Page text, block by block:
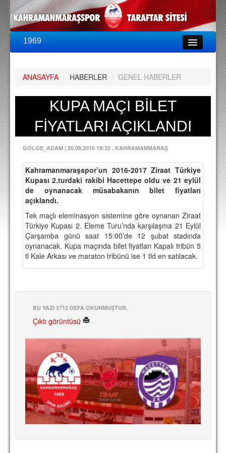
1969
PUAN DURUMU
FİKSTÜR
KADRO
A TAKIM KADROSU
TEKNİK KADRO
TRANSFERLER
TARAFTAR
BİLETLER
DEPLASMAN
LİSANSLI ÜRÜNLER
MARŞ & TEZAHÜRATLAR
KULÜP
AMBLEM
SPOR TESİSLERİ
YÖNETİM KURULU
PERSONEL
SPONSORLAR
ANASAYFA / HABERLER / GENEL HABERLER
KUPA MAÇI BİLET
FİYATLARI AÇIKLANDI
GOLGE_ADAM | 20.09.2016 19:22 , KAHRAMANMARAŞ
Kahramanmaraşspor’un 2016-2017 Ziraat Türkiye
Kupası 2.turdaki rakibi Hacettepe oldu ve 21 eylül
de oynanacak müsabakanın bilet fiyatları
açıklandı.
Tek maçlı eleminasyon sistemine göre oynanan Ziraat
Türkiye Kupası 2. Eleme Turu’nda karşılaşma 21 Eylül
Çarşamba günü saat 15:00’de 12 şubat stadında
oynanacak. Kupa maçında bilet fiyatları Kapalı tribün 5
tl Kale Arkası ve maraton tribünü ise 1 tld en satılacak.
BU YAZI 3712 DEFA OKUNMUŞTUR.
Çıktı görüntüsü